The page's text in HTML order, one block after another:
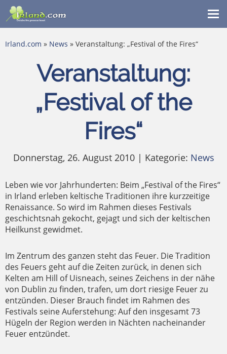
Irland.com » News » Veranstaltung: „Festival of the Fires“
Veranstaltung:
„Festival of the
Fires“
Donnerstag, 26. August 2010 | Kategorie: News
Leben wie vor Jahrhunderten: Beim „Festival of the Fires“
in Irland erleben keltische Traditionen ihre kurzzeitige
Renaissance. So wird im Rahmen dieses Festivals
geschichtsnah gekocht, gejagt und sich der keltischen
Heilkunst gewidmet.
Im Zentrum des ganzen steht das Feuer. Die Tradition
des Feuers geht auf die Zeiten zurück, in denen sich
Kelten am Hill of Uisneach, seines Zeichens in der nähe
von Dublin zu finden, trafen, um dort riesige Feuer zu
entzünden. Dieser Brauch findet im Rahmen des
Festivals seine Auferstehung: Auf den insgesamt 73
Hügeln der Region werden in Nächten nacheinander
Feuer entzündet.